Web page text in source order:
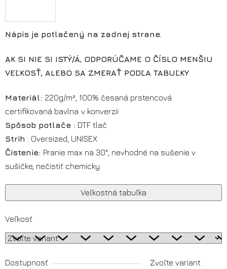
Nápis je potlačený na zadnej strane.
AK SI NIE SI ISTÝ/Á, ODPORÚČAME O ČÍSLO MENŠIU
VEĽKOSŤ, ALEBO SA ZMERAŤ PODĽA TABUĽKY
Materiál: 220g/m², 100% česaná prstencová
certifikovaná bavlna v konverzii
Spôsob potlače : DTF tlač
Strih : Oversized, UNISEX
Čistenie: Pranie max na 30°, nevhodné na sušenie v
sušičke, nečistiť chemicky
Veľkostná tabuľka
Veľkosť
Dostupnosť
Zvoľte variant